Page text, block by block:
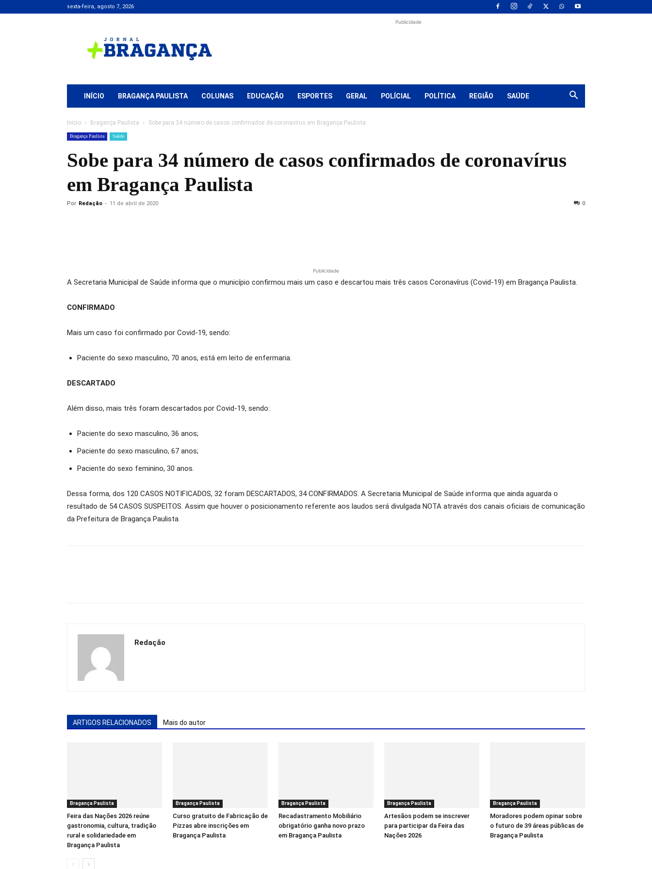
sexta-feira, agosto 7, 2026
+
Bragança
Publicidade
INÍCIO BRAGANÇA PAULISTA COLUNAS EDUCAÇÃO ESPORTES GERAL POLÍCIAL POLÍTICA REGIÃO SAÚDE
Início Bragança Paulista Sobe para 34 número de casos confirmados de coronavírus em Bragança Paulista
Bragança Paulista Saúde
Sobe para 34 número de casos confirmados de coronavírus
em Bragança Paulista
Por Redação - 11 de abril de 2020 0
Publicidade
A Secretaria Municipal de Saúde informa que o município confirmou mais um caso e descartou mais três casos Coronavírus (Covid-19) em Bragança Paulista.
CONFIRMADO
Mais um caso foi confirmado por Covid-19, sendo:
Paciente do sexo masculino, 70 anos, está em leito de enfermaria.
DESCARTADO
Além disso, mais três foram descartados por Covid-19, sendo:
Paciente do sexo masculino, 36 anos;
Paciente do sexo masculino, 67 anos;
Paciente do sexo feminino, 30 anos.
Dessa forma, dos 120 CASOS NOTIFICADOS, 32 foram DESCARTADOS, 34 CONFIRMADOS. A Secretaria Municipal de Saúde informa que ainda aguarda o
resultado de 54 CASOS SUSPEITOS. Assim que houver o posicionamento referente aos laudos será divulgada NOTA através dos canais oficiais de comunicação
da Prefeitura de Bragança Paulista.
Redação
ARTIGOS RELACIONADOS Mais do autor
Bragança Paulista
Feira das Nações 2026 reúne
gastronomia, cultura, tradição
rural e solidariedade em
Bragança Paulista
Bragança Paulista
Curso gratuito de Fabricação de
Pizzas abre inscrições em
Bragança Paulista
Bragança Paulista
Recadastramento Mobiliário
obrigatório ganha novo prazo
em Bragança Paulista
Bragança Paulista
Artesãos podem se inscrever
para participar da Feira das
Nações 2026
Bragança Paulista
Moradores podem opinar sobre
o futuro de 39 áreas públicas de
Bragança Paulista